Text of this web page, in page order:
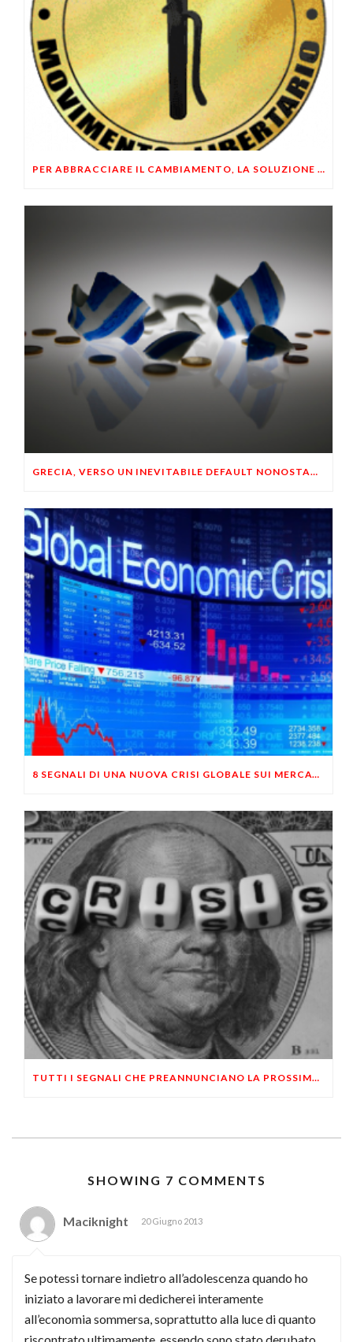
PER ABBRACCIARE IL CAMBIAMENTO, LA SOLUZIONE E’ INDIVIDUALE
GRECIA, VERSO UN INEVITABILE DEFAULT NONOSTANTE I SALVATAGGI E LE RIFORME
8 SEGNALI DI UNA NUOVA CRISI GLOBALE SUI MERCATI A CAUSA DELLE BANCHE CENTRALI
TUTTI I SEGNALI CHE PREANNUNCIANO LA PROSSIMA CRISI FINANZIARIA DEGLI STATI UNITI
SHOWING 7 COMMENTS
Maciknight 20 Giugno 2013
Se potessi tornare indietro all’adolescenza quando ho
iniziato a lavorare mi dedicherei interamente
all’economia sommersa, soprattutto alla luce di quanto
riscontrato ultimamente, essendo sono stato derubato